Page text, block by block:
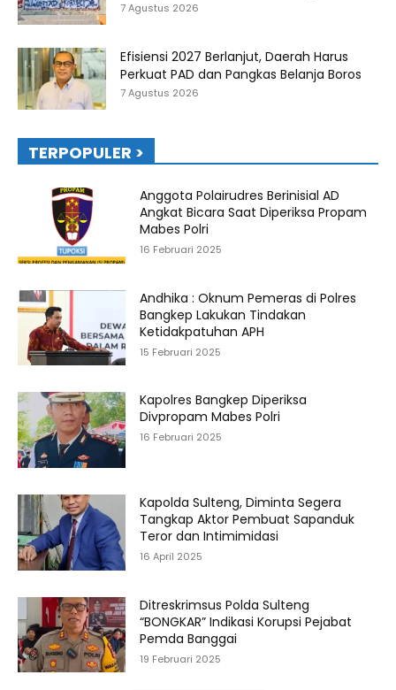
7 Agustus 2026
Efisiensi 2027 Berlanjut, Daerah Harus
Perkuat PAD dan Pangkas Belanja Boros
7 Agustus 2026
TERPOPULER >
Anggota Polairudres Berinisial AD
Angkat Bicara Saat Diperiksa Propam
Mabes Polri
16 Februari 2025
Andhika : Oknum Pemeras di Polres
Bangkep Lakukan Tindakan
Ketidakpatuhan APH
15 Februari 2025
Kapolres Bangkep Diperiksa
Divpropam Mabes Polri
16 Februari 2025
Kapolda Sulteng, Diminta Segera
Tangkap Aktor Pembuat Sapanduk
Teror dan Intimimidasi
16 April 2025
Ditreskrimsus Polda Sulteng
“BONGKAR” Indikasi Korupsi Pejabat
Pemda Banggai
19 Februari 2025